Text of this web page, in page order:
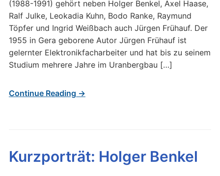
(1988-1991) gehört neben Holger Benkel, Axel Haase,
Ralf Julke, Leokadia Kuhn, Bodo Ranke, Raymund
Töpfer und Ingrid Weißbach auch Jürgen Frühauf. Der
1955 in Gera geborene Autor Jürgen Frühauf ist
gelernter Elektronikfacharbeiter und hat bis zu seinem
Studium mehrere Jahre im Uranbergbau […]
Continue Reading →
Kurzporträt: Holger Benkel